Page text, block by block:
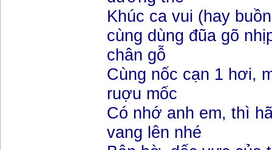
Khúc ca vui (hay
cùng dùng đũa gõ
chân gỗ
Cùng nốc cạn 1 hơi,
ruợu mốc
Có nhớ anh em, thì
vang lên nhé